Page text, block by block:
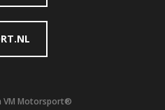
VM Motorsport®